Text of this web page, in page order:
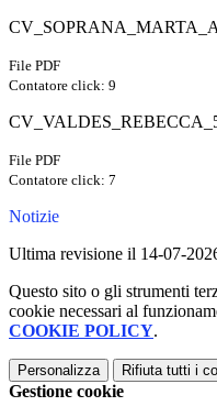
File PDF
Contatore click: 9
File PDF
Contatore click: 7
Notizie
Ultima revisione il 14-07-
Questo sito o gli strumenti
cookie necessari al
COOKIE POLICY.
Personalizza Rifiuta tutti i
Gestione cookie